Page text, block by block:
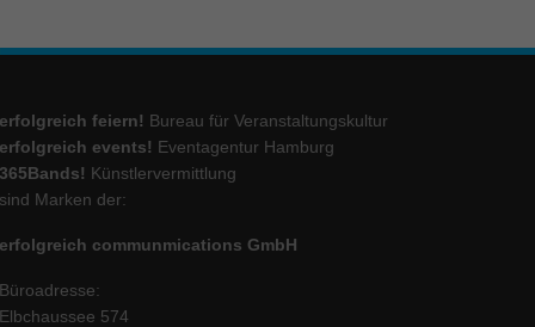
erfolgreich feiern! Bureau für Veranstaltungskultur
erfolgreich events! Eventagentur Hamburg
365Bands! Künstlervermittlung
sind Marken der:
erfolgreich communmications GmbH
Büroadresse:
Elbchaussee 574